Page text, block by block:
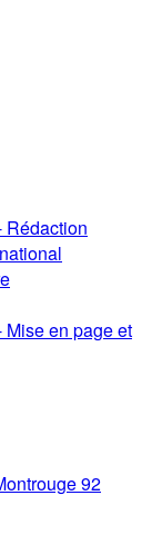
Rédaction
en page et
92